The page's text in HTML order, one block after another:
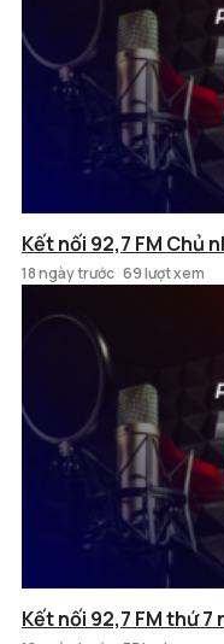
Kết nối 92,7 FM Chủ
18 ngày trước 69 lượt xem
Kết nối 92,7 FM thứ